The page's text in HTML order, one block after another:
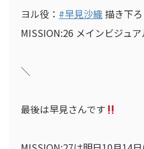
ヨル役： #早見沙織描き下
MISSION:26 メインビジュ
＼
最後は早見さんです